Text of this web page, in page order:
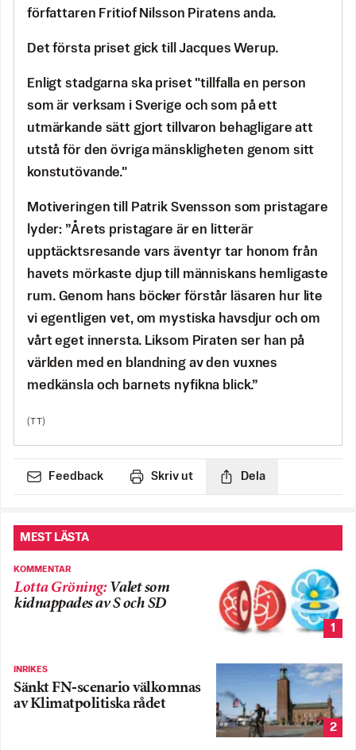
författaren Fritiof Nilsson Piratens anda.
Det första priset gick till Jacques Werup.
Enligt stadgarna ska priset "tillfalla en person
som är verksam i Sverige och som på ett
utmärkande sätt gjort tillvaron behagligare att
utstå för den övriga mänskligheten genom sitt
konstutövande."
Motiveringen till Patrik Svensson som pristagare
lyder: ”Årets pristagare är en litterär
upptäcktsresande vars äventyr tar honom från
havets mörkaste djup till människans hemligaste
rum. Genom hans böcker förstår läsaren hur lite
vi egentligen vet, om mystiska havsdjur och om
vårt eget innersta. Liksom Piraten ser han på
världen med en blandning av den vuxnes
medkänsla och barnets nyfikna blick.”
(TT)
Feedback Skriv ut Dela
MEST LÄSTA
KOMMENTAR
Lotta Gröning: Valet som
kidnappades av S och SD
1
INRIKES
Sänkt FN-scenario välkomnas
av Klimatpolitiska rådet
2